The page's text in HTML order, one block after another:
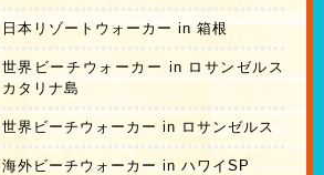
日本リゾートウォーカー in 箱根
世界ビーチウォーカー in ロサンゼルス
カタリナ島
世界ビーチウォーカー in ロサンゼルス
海外ビーチウォーカー in ハワイSP